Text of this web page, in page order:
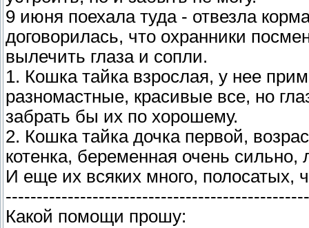
9 июня поехала туда - отвезла
договорилась, что охранники
вылечить глаза и сопли.
1. Кошка тайка взрослая, у нее
разномастные, красивые все, но
забрать бы их по хорошему.
2. Кошка тайка дочка первой,
котенка, беременная очень сильно,
И еще их всяких много, полосатых,
Какой помощи прошу: